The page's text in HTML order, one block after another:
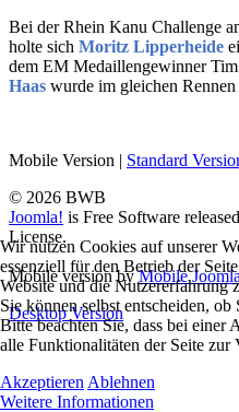
Bei der Rhein Kanu Challenge
holte sich Moritz Lipperheide
dem EM Medaillengewinner
Haas wurde im gleichen Rennen
Mobile Version | Standard
© 2026 BWB
Joomla! is Free Software
License.
Mobile version byMobile
Desktop Version
Wir nutzen Cookies auf unserer
essenziell für den Betrieb der
Website und die Nutzererfahrung
Sie können selbst entscheiden,
Bitte beachten Sie, dass bei
alle Funktionalitäten der Seite zur
Akzeptieren Ablehnen
Weitere Informationen